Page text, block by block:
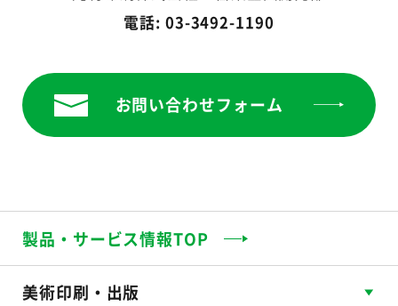
電話: 03-3492-1190
お問い合わせフォーム
製品・サービス情報TOP
美術印刷・出版